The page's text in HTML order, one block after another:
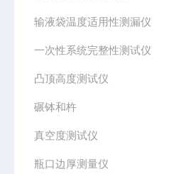
输液袋温度适用性测漏仪
一次性系统完整性测试仪
凸顶高度测试仪
碾钵和杵
真空度测试仪
瓶口边厚测量仪